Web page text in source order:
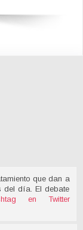
que dan a
del día. El debate
en Twitter